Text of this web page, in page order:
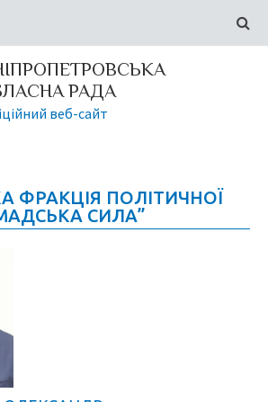
РАДА
веб-сайт
ФРАКЦІЯ ПОЛІТИЧНОЇ
СИЛА”